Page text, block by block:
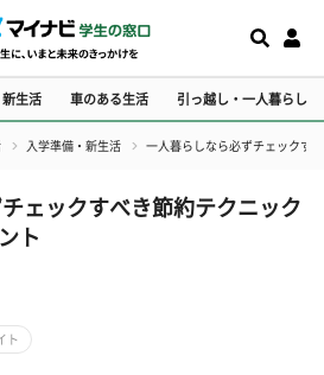
新生活 車のある生活 引っ越し・一人暮らし
入学準備・新生活 一人暮らしなら必ずチェックす
ェックすべき節約テクニック
ト
ト